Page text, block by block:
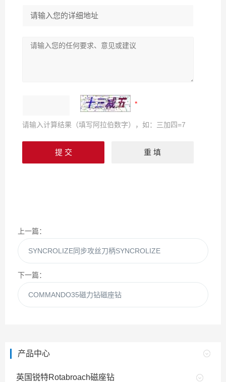
请输入计算结果（填写阿拉伯数字），如：三加四=7
上一篇：
SYNCROLIZE同步攻丝刀柄SYNCROLIZE
下一篇：
COMMANDO35磁力钻磁座钻
产品中心
英国锐特Rotabroach磁座钻